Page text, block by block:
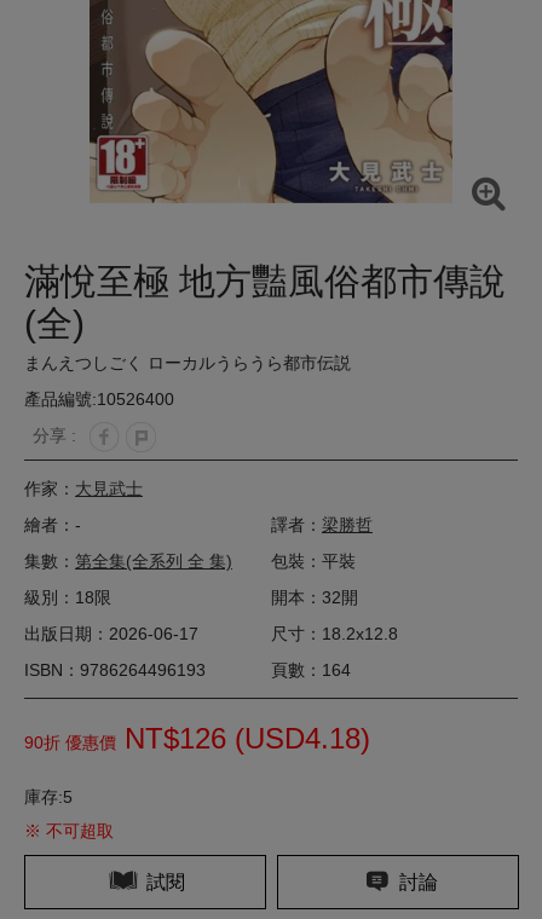
滿悅至極 地方豔風俗都市傳說
(全)
まんえつしごく ローカルうらうら都市伝説
產品編號:10526400
分享 :
作家： 大見武士
繪者：-
譯者： 梁勝哲
集數： 第全集(全系列 全 集)
包裝：平裝
級別：18限
開本：32開
出版日期：2026-06-17
尺寸：18.2x12.8
ISBN：9786264496193
頁數：164
90折 優惠價 NT$126 (USD4.18)
庫存:5
※ 不可超取
試閱 討論